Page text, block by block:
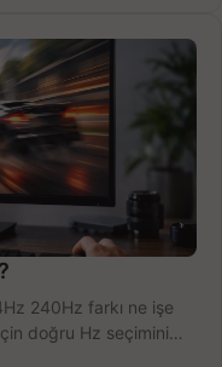
240Hz farkı ne işe
doğru Hz seçimini